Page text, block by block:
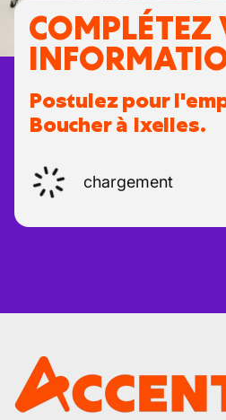
COMPLÉTEZ
Postulez pour
Boucher à Ixelles.
chargement